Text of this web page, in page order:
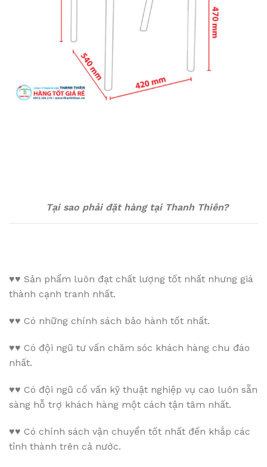
Tại sao phải đặt hàng tại Thanh Thiên?
♥♥ Sản phẩm luôn đạt chất lượng tốt nhất nhưng giá
thành cạnh tranh nhất.
♥♥ Có những chính sách bảo hành tốt nhất.
♥♥ Có đội ngũ tư vấn chăm sóc khách hàng chu đáo
nhất.
♥♥ Có đội ngũ cố vấn kỹ thuật nghiệp vụ cao luôn sẵn
sàng hỗ trợ khách hàng một cách tận tâm nhất.
♥♥ Có chính sách vận chuyển tốt nhất đến khắp các
tỉnh thành trên cả nước.